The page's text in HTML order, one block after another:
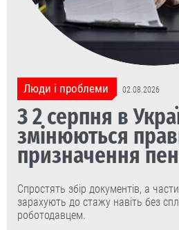
Люди і проблеми 02.08.2026
З 2 серпня в
змінюються
призначення
Спростять збір документів, а
зарахують до стажу навіть без
роботодавцем.